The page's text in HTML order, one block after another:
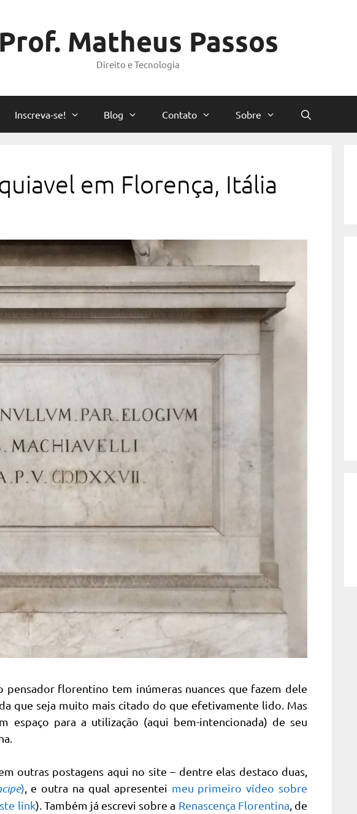
Prof. Matheus Passos
Direito e Tecnologia
Inscreva-se! Blog Contato Sobre
em Florença, Itália
pensador florentino tem inúmeras nuances que fazem dele
que seja muito mais citado do que efetivamente lido. Mas
espaço para a utilização (aqui bem-intencionada) de seu
outras postagens aqui no site – dentre elas destaco duas,
) , e outra na qual apresentei meu primeiro vídeo sobre
link). Também já escrevi sobre a Renascença Florentina , de